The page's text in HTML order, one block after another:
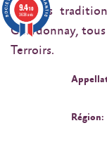
cépages
Chardonnay,
Terroirs.
Région:
9.4/10
3638 avis